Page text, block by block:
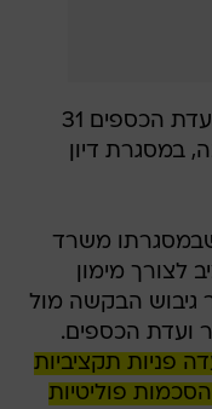
בישיבה שנערכה אתמול אישרה ועדת הכספים 31
במסגרת דיון
שבמסגרתו משרד
לצורך מימון
גיבוש הבקשה מול
ועדת הכספים.
פניות תקציביות
פוליטיות